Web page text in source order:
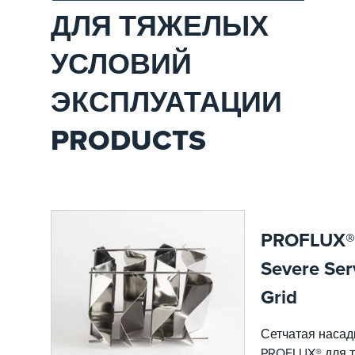
фазового разделения
разработаны для реальных
условий
прогона, эффективность и
выполнение оборота
находятся под постоянным
давлением.
ДЛЯ ТЯЖЕЛЫХ
УСЛОВИЙ
ЭКСПЛУАТАЦИИ
PRODUCTS
PROFLUX®
Severe
Grid
Сетчатая